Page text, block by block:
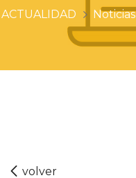
ACTUALIDAD Noticias